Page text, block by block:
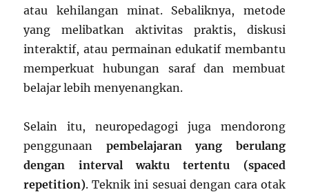
atau kehilangan minat. Sebaliknya, metode
yang melibatkan aktivitas praktis, diskusi
interaktif, atau permainan edukatif membantu
memperkuat hubungan saraf dan membuat
belajar lebih menyenangkan.
Selain itu, neuropedagogi juga mendorong
penggunaan pembelajaran yang berulang
dengan interval waktu tertentu (spaced
repetition). Teknik ini sesuai dengan cara otak